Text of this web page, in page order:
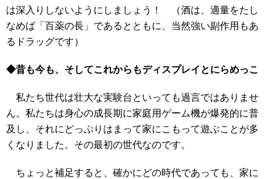
は深入りしないようにしましょう！ （酒は、適量をたし
なめば「百薬の長」であるとともに、当然強い副作用もあ
るドラッグです）
◆昔も今も、そしてこれからもディスプレイとにらめっこ
私たち世代は壮大な実験台といっても過言ではありませ
ん。私たちは身心の成長期に家庭用ゲーム機が爆発的に普
及し、それにどっぷりはまって家にこもって遊ぶことが多
くなりました。その最初の世代なのです。
ちょっと補足すると、確かにどの時代であっても、家に